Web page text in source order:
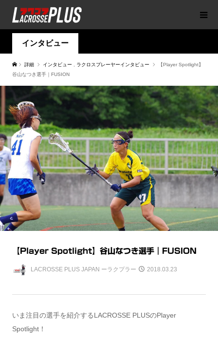
インタビュー
詳細 インタビュー ラクロスプレーヤーインタビュー
【Player Spotlight】
谷山なつき選手｜FUSION
【Player Spotlight】谷山なつき選手｜FUSION
LACROSSE PLUS JAPAN ーラクプラー 2018.03.23
いま注目の選手を紹介するLACROSSE PLUSのPlayer
Spotlight！